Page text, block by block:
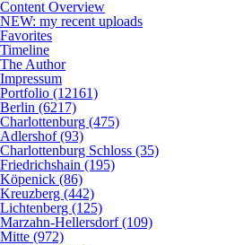
Content Overview
NEW: my recent uploads
Favorites
Timeline
The Author
Impressum
Portfolio (12161)
Berlin (6217)
Charlottenburg (475)
Adlershof (93)
Charlottenburg Schloss (35)
Friedrichshain (195)
Köpenick (86)
Kreuzberg (442)
Lichtenberg (125)
Marzahn-Hellersdorf (109)
Mitte (972)